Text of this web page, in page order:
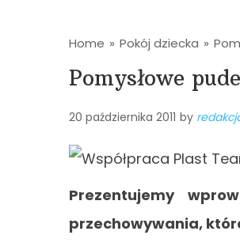
Home » Pokój dziecka »
Pomysłowe
20 października 2011 by
Prezentujemy
przechowywania,